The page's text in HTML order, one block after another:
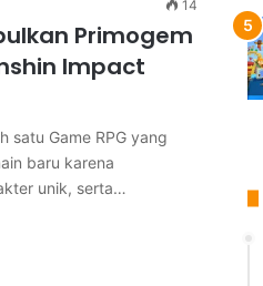
14
Primogem
Impact
satu Game RPG yang
baru karena
unik, serta…